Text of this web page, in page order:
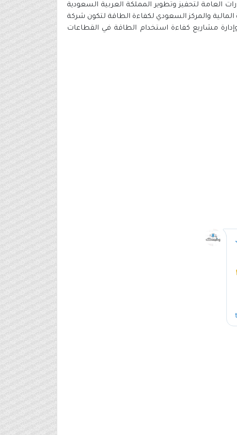
لتحفيز وتطوير المملكة العربية السعودية
المالية والمركز السعودي لكفاءة الطاقة لتكون شركة
مشاريع كفاءة استخدام الطاقة في القطاعات